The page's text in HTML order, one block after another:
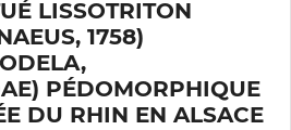
LISSOTRITON
1758)
PÉDOMORPHIQUE
DU RHIN EN ALSACE